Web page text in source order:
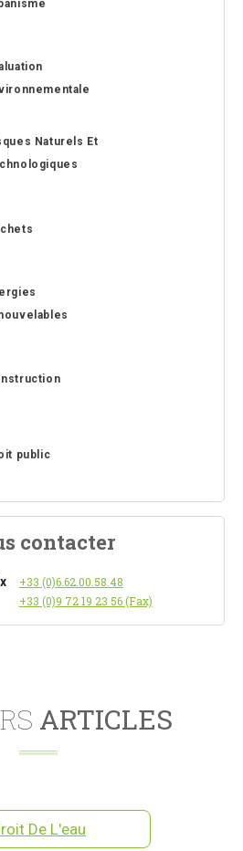
Naturels Et
public
contacter
+33 (0)6.62.00.58.48
+33 (0)9 72 19 23 56 (Fax)
ARTICLES
De L'eau